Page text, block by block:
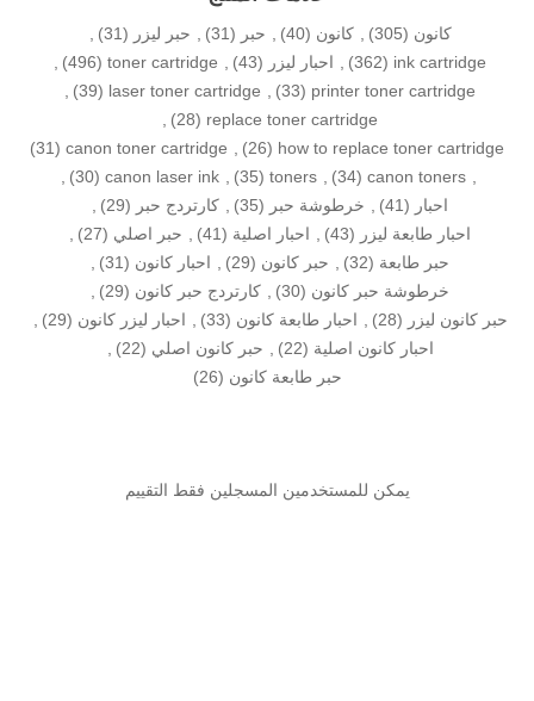
كانون (305)
, كانون (40)
, حبر (31)
, حبر ليزر (31)
,
ink cartridge
(362)
, احبار ليزر (43)
,
toner cartridge
(496)
,
printer toner cartridge
(33)
,
laser toner cartridge
(39)
,
replace toner cartridge
(28)
,
how to replace toner cartridge
(26)
,
canon toner cartridge
(31)
,
canon toners
(34)
,
toners
(35)
,
canon laser ink
(30)
,
احبار (41)
, خرطوشة حبر (35)
, كارتردج حبر (29)
,
احبار طابعة ليزر (43)
, احبار اصلية (41)
, حبر اصلي (27)
,
حبر طابعة (32)
, حبر كانون (29)
, احبار كانون (31)
,
خرطوشة حبر كانون (30)
, كارتردج حبر كانون (29)
,
حبر كانون ليزر (28)
, احبار طابعة كانون (33)
, احبار ليزر كانون (29)
,
احبار كانون اصلية (22)
, حبر كانون اصلي (22)
,
حبر طابعة كانون (26)
يمكن للمستخدمين المسجلين فقط التقييم